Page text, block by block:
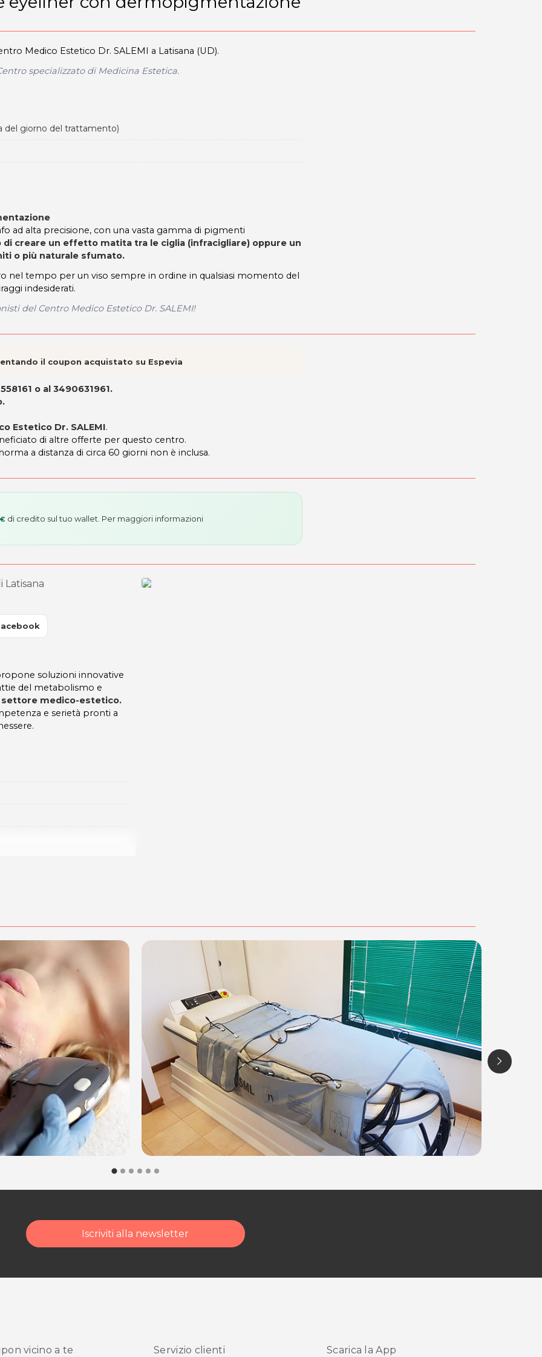
Medico Estetico Dr. SALEMI a Latisana (UD).
specializzato di Medicina Estetica.
del giorno del trattamento)
ad alta precisione, con una vasta gamma di pigmenti
creare un effetto matita tra le ciglia (infracigliare) oppure un
o più naturale sfumato.
nel tempo per un viso sempre in ordine in qualsiasi momento del
indesiderati.
del Centro Medico Estetico Dr. SALEMI!
il coupon acquistato su Espevia
o al 3490631961.
.
Estetico Dr. SALEMI.
di altre offerte per questo centro.
a distanza di circa 60 giorni non è inclusa.
di credito sul tuo wallet. Per maggiori informazioni
Latisana
soluzioni innovative
del metabolismo e
settore medico-estetico.
e serietà pronti a
il risultato!
di Pertegada (UD)
Iscriviti alla newsletter
vicino a te Servizio clienti Scarica la App